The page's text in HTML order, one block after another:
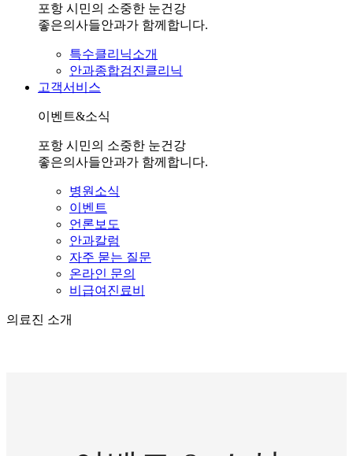
포항 시민의 소중한 눈건강
좋은의사들안과가 함께합니다.
특수클리닉소개
안과종합검진클리닉
고객서비스
이벤트&소식
포항 시민의 소중한 눈건강
좋은의사들안과가 함께합니다.
병원소식
이벤트
언론보도
안과칼럼
자주 묻는 질문
온라인 문의
비급여진료비
의료진 소개